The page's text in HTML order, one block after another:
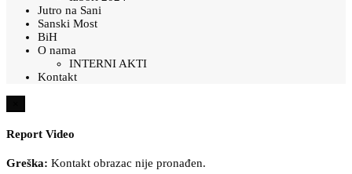
Jutro na Sani
Sanski Most
BiH
O nama
INTERNI AKTI
Kontakt
Report Video
Greška: Kontakt obrazac nije pronađen.